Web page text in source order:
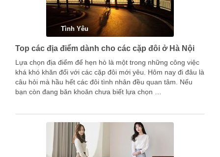
Tình Yêu
Top các địa điểm dành cho các cặp đôi ở Hà Nội
Lựa chọn địa điểm để hẹn hò là một trong những công việc
khá khó khăn đối với các cặp đôi mới yêu. Hôm nay đi đâu là
câu hỏi mà hầu hết các đôi tình nhân đều quan tâm. Nếu
bạn còn đang băn khoăn chưa biết lựa chọn …